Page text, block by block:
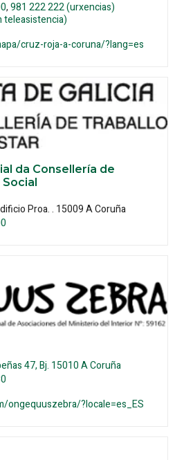
981 222 222 (urxencias)
teleasistencia)
cruz-roja-a-coruna/?lang=es
da Consellería de
Proa. . 15009A Coruña
47, Bj. 15010A Coruña
ongequuszebra/?locale=es_ES